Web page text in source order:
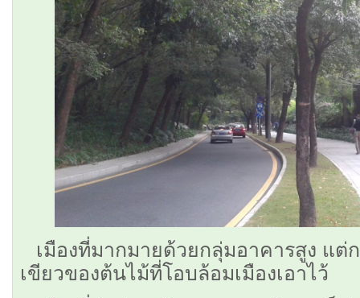
เมืองที่มากมายด้วยกลุ่มอาคารสูง แต่
เขียวของต้นไม้ที่โอบล้อมเมืองเอาไว้